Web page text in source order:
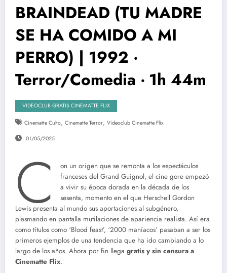
BRAINDEAD (TU MADRE
SE HA COMIDO A MI
PERRO) | 1992 ‧
Terror/Comedia ‧ 1h 44m
VIDEOCLUB GRATIS CINEMATTE FLIX
Cinematte Culto, Cinematte Terror, Videoclub Cinematte Flix
01/05/2025
C
on un origen que se remonta a los espectáculos
franceses del Grand Guignol, el cine gore empezó
a vivir su época dorada en la década de los
sesenta, momento en el que Herschell Gordon
Lewis presenta al mundo sus aportaciones al subgénero,
plasmando en pantalla mutilaciones de apariencia realista. Así era
como títulos como ‘Blood feast’, ‘2000 maníacos’ pasaban a ser los
primeros ejemplos de una tendencia que ha ido cambiando a lo
largo de los años. Ahora por fin llega gratis y sin censura a
Cinematte Flix.